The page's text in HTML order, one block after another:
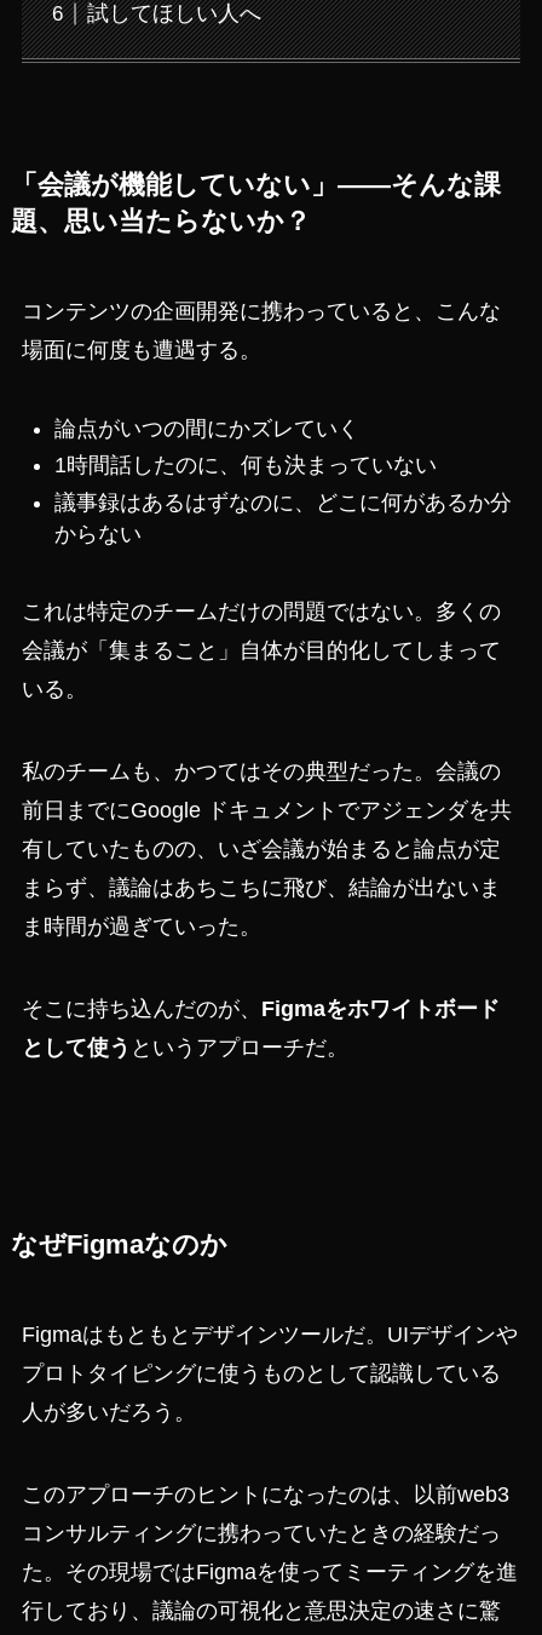
試してほしい人へ
「会議が機能していない」——そんな課
題、思い当たらないか？
コンテンツの企画開発に携わっていると、こんな
場面に何度も遭遇する。
論点がいつの間にかズレていく
1時間話したのに、何も決まっていない
議事録はあるはずなのに、どこに何があるか分
からない
これは特定のチームだけの問題ではない。多くの
会議が「集まること」自体が目的化してしまって
いる。
私のチームも、かつてはその典型だった。会議の
前日までにGoogle ドキュメントでアジェンダを共
有していたものの、いざ会議が始まると論点が定
まらず、議論はあちこちに飛び、結論が出ないま
ま時間が過ぎていった。
そこに持ち込んだのが、 Figmaをホワイトボード
として使う というアプローチだ。
なぜFigmaなのか
Figmaはもともとデザインツールだ。UIデザインや
プロトタイピングに使うものとして認識している
人が多いだろう。
このアプローチのヒントになったのは、以前web3
コンサルティングに携わっていたときの経験だっ
た。その現場ではFigmaを使ってミーティングを進
行しており、議論の可視化と意思決定の速さに驚